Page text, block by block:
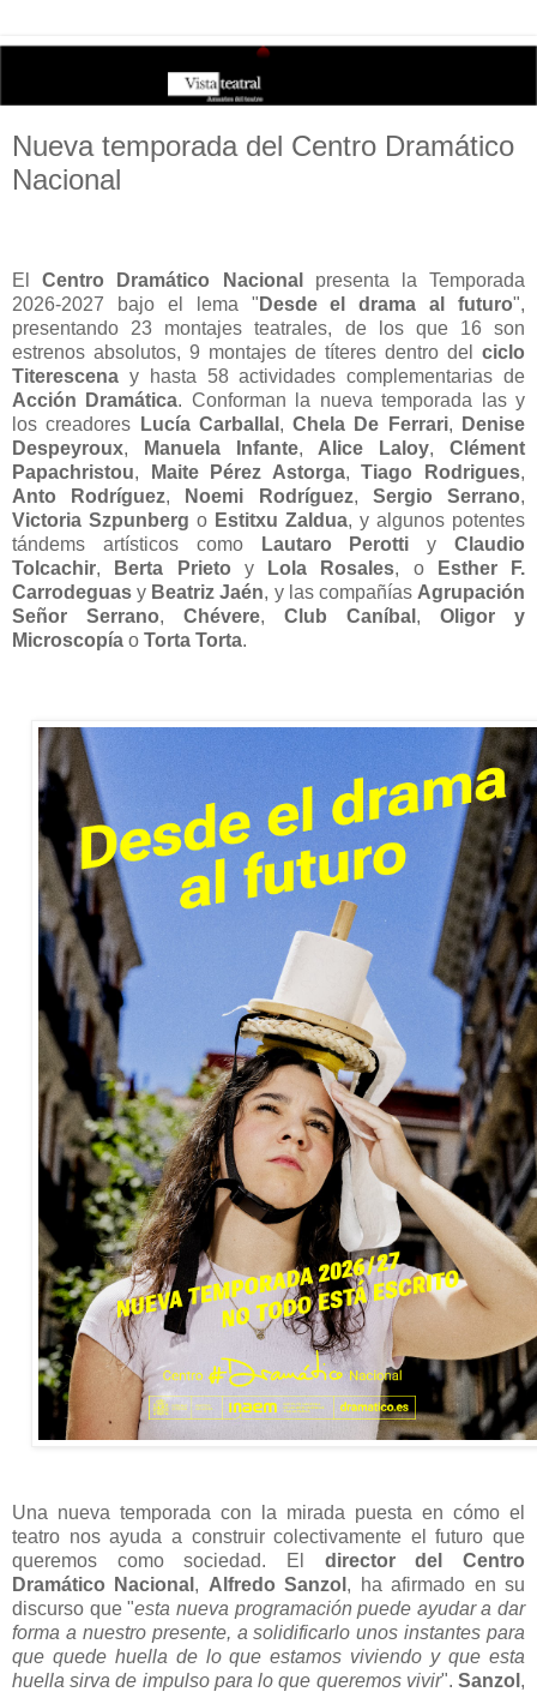
Nueva temporada del Centro Dramático
Nacional
ElCentro Dramático Nacional
presenta la Temporada
2026-2027 bajo el lema " Desde el drama al futuro",
presentando 23 montajes teatrales, de los que 16 son
estrenos absolutos, 9 montajes de títeres dentro del ciclo
Titerescena y hasta 58 actividades complementarias de
Acción Dramática. Conforman la nueva temporada las y
los creadores
Lucía Carballal ,Chela De Ferrari,
Denise
Despeyroux, Manuela Infante, Alice Laloy,Clément
Papachristou, Maite Pérez Astorga,Tiago Rodrigues,
Anto Rodríguez, Noemi Rodríguez, Sergio Serrano,
Victoria Szpunberg o Estitxu Zaldua, y algunos potentes
tándems artísticos como
Lautaro PerottiyClaudio
Tolcachir, Berta Prieto y Lola Rosales, o
Esther F.
Carrodeguas y Beatriz Jaén, y las compañías Agrupación
Señor Serrano, Chévere, Club Caníbal , Oligor y
Microscopía o Torta Torta.
Una nueva temporada con la mirada puesta en cómo el
teatro nos ayuda a construir colectivamente el futuro que
queremos como sociedad. El director del Centro
Dramático Nacional , Alfredo Sanzol , ha afirmado en su
discurso que "esta nueva programación puede ayudar a dar
forma a nuestro presente, a solidificarlo unos instantes para
que quede huella de lo que estamos viviendo y que esta
huella sirva de impulso para lo que queremos vivir". Sanzol ,